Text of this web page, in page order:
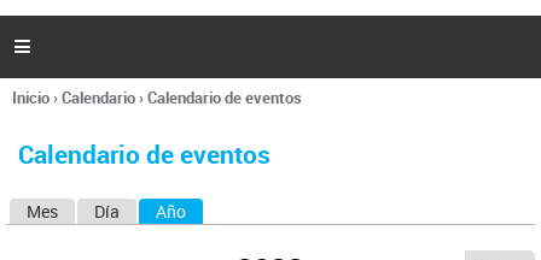
l

Se
usted
Inicio›Calendario›Calendario de eventos
Calendario de eventos
Mes Día Año